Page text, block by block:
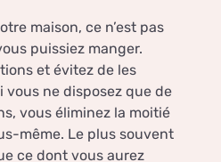
maison, ce n’est pas
puissiez manger.
et évitez de les
vous ne disposez que de
vous éliminez la moitié
même. Le plus souvent
ce dont vous aurez